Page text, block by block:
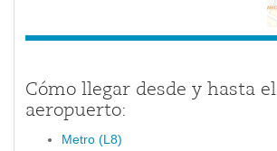
Cómo llegar desde y hasta el
aeropuerto:
Metro (L8)